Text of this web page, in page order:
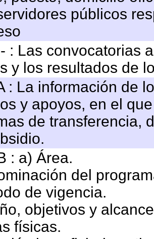
públicos
: Las convocatorias
y los resultados de
: La información de
y apoyos, en el
de transferencia,
: a) Área.
del
de vigencia.
objetivos y
físicas.